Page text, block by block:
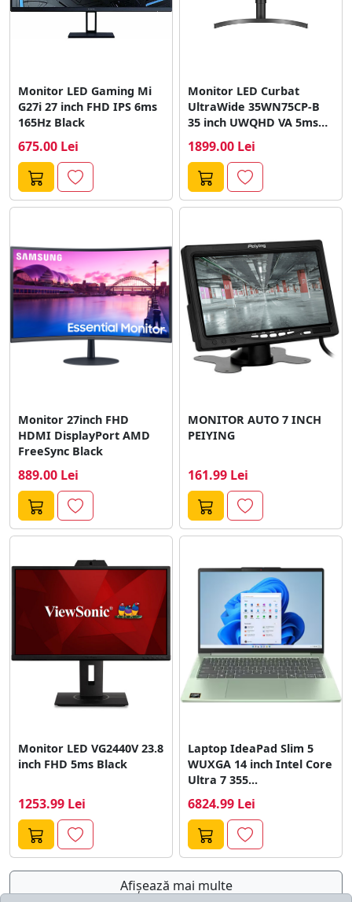
Monitor LED Gaming Mi
G27i 27 inch FHD IPS 6ms
165Hz Black
675.00 Lei
Monitor LED Curbat
UltraWide 35WN75CP-B
35 inch UWQHD VA 5ms
1899.00 Lei
Monitor 27inch FHD
HDMI DisplayPort AMD
FreeSync Black
889.00 Lei
MONITOR AUTO 7 INCH
PEIYING
161.99 Lei
Monitor LED VG2440V 23.8
inch FHD 5ms Black
1253.99 Lei
Laptop IdeaPad Slim 5
WUXGA 14 inch Intel Core
Ultra 7 355...
6824.99 Lei
Afişează mai multe